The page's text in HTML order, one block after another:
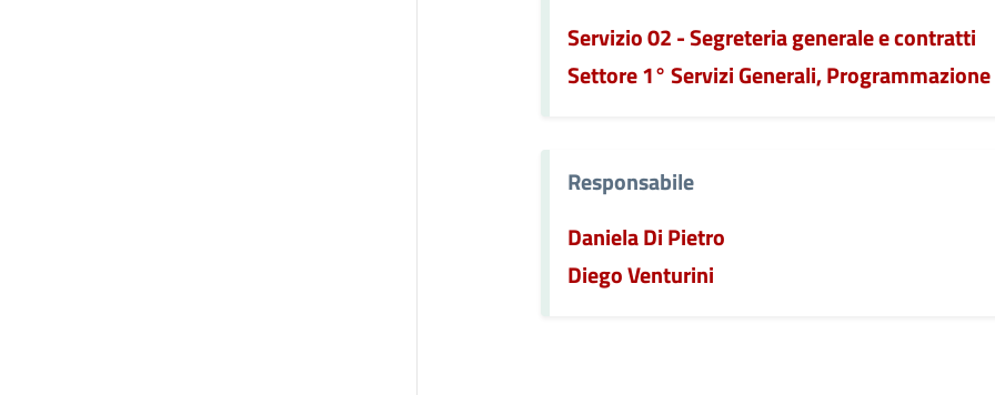
Servizio 02 - Segreteria generale e contratti
Settore 1° Servizi Generali,
Responsabile
Daniela Di Pietro
Diego Venturini